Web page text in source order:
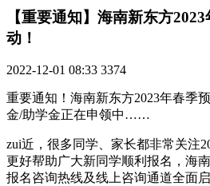
【重要通知】海南新东方
动！
2022-12-01 08:33 3374
重要通知！海南新东方2023年春季
金/助学金正在申领中……
zui近，很多同学、家长都非常关注
更好帮助广大新同学顺利报名，海
报名咨询热线及线上咨询通道全面